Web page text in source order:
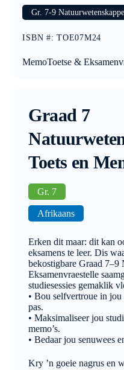
Gr. 7-9 Natuurwetenskappe
ISBN #:TOE07M24
MemoToetse &
Graad 7
Toets en
Gr. 7
Afrikaans
Erken dit maar: dit kan
eksamens te leer. Dis
bekostigbare Graad 7–9
Eksamenvraestelle
studiesessies gemaklik
• Bou selfvertroue in
pas.
• Maksimaliseer jou
memo’s.
• Bedaar jou senuwees
Kry ’n goeie nagrus en